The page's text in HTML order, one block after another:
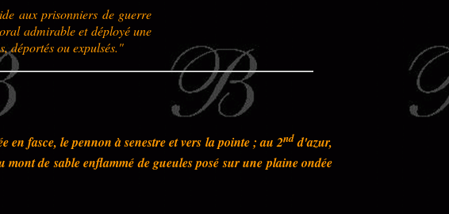
aux prisonniers de guerre
admirable et déployé une
déportés ou expulsés."
en fasce, le pennon à senestre et vers la pointe ; au 2ndd'azur,
de sable enflammé de gueules posé sur une plaine ondée